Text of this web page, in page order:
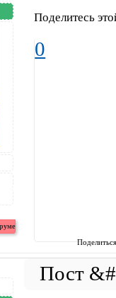
Поделитесь
0